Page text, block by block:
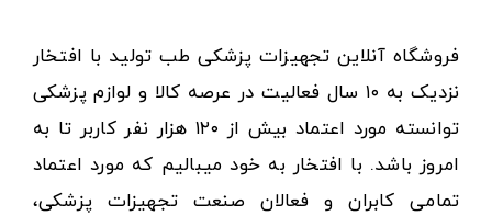
فروشگاه آنلاین تجهیزات پزشکی طب تولید با افتخار
نزدیک به ۱۰ سال فعالیت در عرصه کالا و لوازم پزشکی
توانسته مورد اعتماد بیش از ۱۲۰ هزار نفر کاربر تا به
امروز باشد. با افتخار به خود میبالیم که مورد اعتماد
تمامی کابران و فعالان صنعت تجهیزات پزشکی،